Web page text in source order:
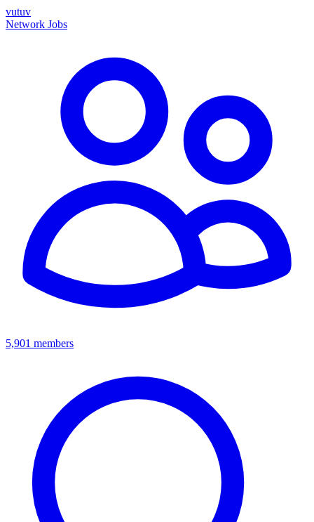
vutuv
Network Jobs
5,901 members